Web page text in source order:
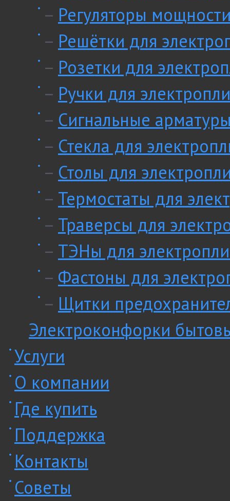
– Регуляторы
– Решётки для
– Розетки для
– Ручки для
– Сигнальные
– Стекла для
– Столы для
– Термостаты для
– Траверсы для
– ТЭНы для
– Фастоны для
– Щитки
Электроконфорки
Услуги
О компании
Где купить
Поддержка
Контакты
Советы